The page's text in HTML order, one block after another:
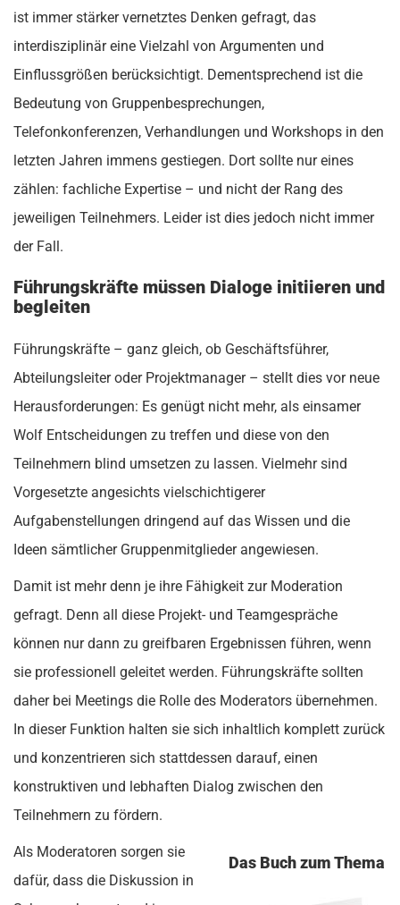
ist immer stärker vernetztes Denken gefragt, das
interdisziplinär eine Vielzahl von Argumenten und
Einflussgrößen berücksichtigt. Dementsprechend ist die
Bedeutung von Gruppenbesprechungen,
Telefonkonferenzen, Verhandlungen und Workshops in den
letzten Jahren immens gestiegen. Dort sollte nur eines
zählen: fachliche Expertise – und nicht der Rang des
jeweiligen Teilnehmers. Leider ist dies jedoch nicht immer
der Fall.
Führungskräfte müssen Dialoge initiieren und
begleiten
Führungskräfte – ganz gleich, ob Geschäftsführer,
Abteilungsleiter oder Projektmanager – stellt dies vor neue
Herausforderungen: Es genügt nicht mehr, als einsamer
Wolf Entscheidungen zu treffen und diese von den
Teilnehmern blind umsetzen zu lassen. Vielmehr sind
Vorgesetzte angesichts vielschichtigerer
Aufgabenstellungen dringend auf das Wissen und die
Ideen sämtlicher Gruppenmitglieder angewiesen.
Damit ist mehr denn je ihre Fähigkeit zur Moderation
gefragt. Denn all diese Projekt- und Teamgespräche
können nur dann zu greifbaren Ergebnissen führen, wenn
sie professionell geleitet werden. Führungskräfte sollten
daher bei Meetings die Rolle des Moderators übernehmen.
In dieser Funktion halten sie sich inhaltlich komplett zurück
und konzentrieren sich stattdessen darauf, einen
konstruktiven und lebhaften Dialog zwischen den
Teilnehmern zu fördern.
Das Buch zum Thema
Als Moderatoren sorgen sie
dafür, dass die Diskussion in